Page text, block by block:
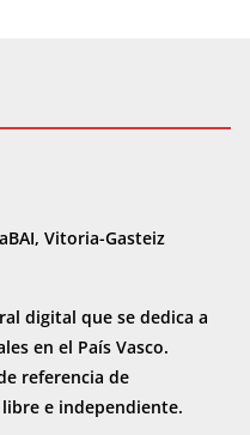
Vitoria-Gasteiz
digital que se dedica a
en el País Vasco.
referencia de
libre e independiente.